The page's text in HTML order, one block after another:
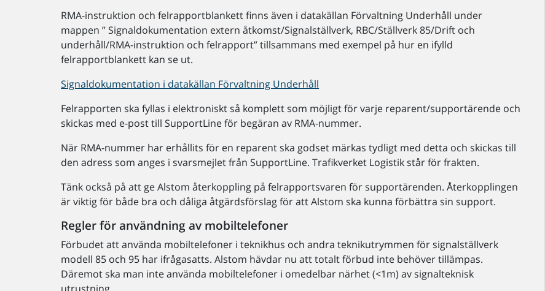
RMA-instruktion och felrapportblankett finns även i datakällan Förvaltning Underhåll under
mappen ” Signaldokumentation extern åtkomst/Signalställverk, RBC/Ställverk 85/Drift och
underhåll/RMA-instruktion och felrapport” tillsammans med exempel på hur en ifylld
felrapportblankett kan se ut.
Signaldokumentation i datakällan Förvaltning Underhåll
Felrapporten ska fyllas i elektroniskt så komplett som möjligt för varje reparent/supportärende och
skickas med e-post till SupportLine för begäran av RMA-nummer.
När RMA-nummer har erhållits för en reparent ska godset märkas tydligt med detta och skickas till
den adress som anges i svarsmejlet från SupportLine. Trafikverket Logistik står för frakten.
Tänk också på att ge Alstom återkoppling på felrapportsvaren för supportärenden. Återkopplingen
är viktig för både bra och dåliga åtgärdsförslag för att Alstom ska kunna förbättra sin support.
Regler för användning av mobiltelefoner
Förbudet att använda mobiltelefoner i teknikhus och andra teknikutrymmen för signalställverk
modell 85 och 95 har ifrågasatts. Alstom hävdar nu att totalt förbud inte behöver tillämpas.
Däremot ska man inte använda mobiltelefoner i omedelbar närhet (<1m) av signalteknisk